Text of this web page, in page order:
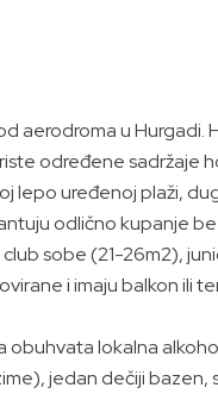
aerodroma u Hurgadi.
određene
lepo uređenoj plaži,
odlično kupanje
sobe (21-26m2),
i imaju balkon ili
obuhvata lokalna
jedan dečiji